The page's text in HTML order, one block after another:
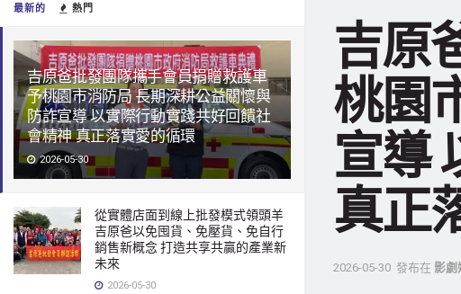
最新的 熱門
吉原爸批發團隊攜手會員捐贈救護車
予桃園市消防局 長期深耕公益關懷與
防詐宣導 以實際行動實踐共好回饋社
會精神 真正落實愛的循環
2026-05-30
從實體店面到線上批發模式領頭羊
吉原爸以免囤貨、免壓貨、免自行
銷售新概念 打造共享共贏的產業新
未來
2026-05-30
吉原
桃園
宣導
真正
2026-05-30 發布在 影劇